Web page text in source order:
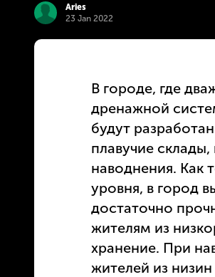
Aries
23 Jan 2022
В городе, где
дренажной
будут
плавучие
наводнения. Как
уровня, в город
достаточно
жителям из
хранение. При
жителей из